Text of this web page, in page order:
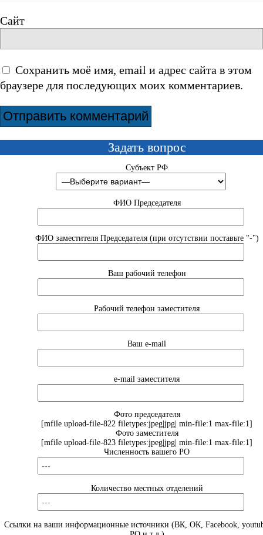
Сайт
Сохранить моё имя, email и адрес сайта в этом
браузере для последующих моих комментариев.
Задать вопрос
Субъект РФ
ФИО Председателя
ФИО заместителя Председателя (при отсутствии поставьте "-")
Ваш рабочий телефон
Рабочий телефон заместителя
Ваш e-mail
e-mail заместителя
Фото председателя
[mfile upload-file-822 filetypes:jpeg|jpg| min-file:1 max-file:1]
Фото заместителя
[mfile upload-file-823 filetypes:jpeg|jpg| min-file:1 max-file:1]
Численность вашего РО
Количество местных отделений
Ссылки на ваши информационные источники (ВК, ОК, Facebook,